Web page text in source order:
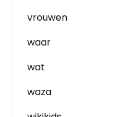
vrouwen
waar
wat
waza